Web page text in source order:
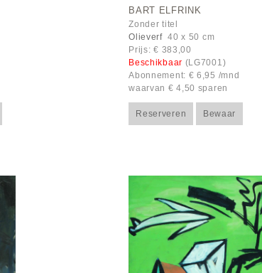
BART ELFRINK
Zonder titel
Olieverf40 x 50 cm
Prijs: € 383,00
Beschikbaar (LG7001)
Abonnement: € 6,95 /mnd
waarvan € 4,50 sparen
Reserveren Bewaar